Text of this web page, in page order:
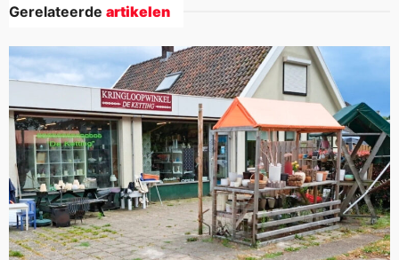
Gerelateerde artikelen